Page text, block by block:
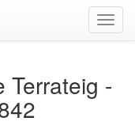
Terrateig -